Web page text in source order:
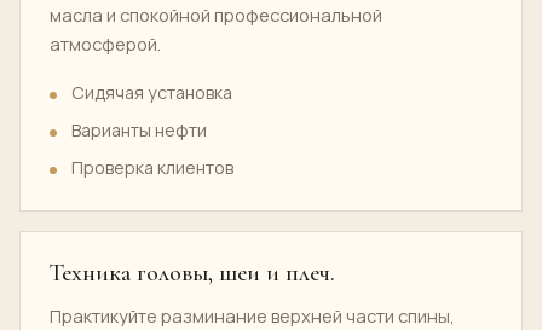
масла и спокойной профессиональной
атмосферой.
Сидячая установка
Варианты нефти
Проверка клиентов
Техника головы, шеи и плеч.
Практикуйте разминание верхней части спины,